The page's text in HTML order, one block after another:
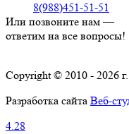
8(988)451-51-51
Или позвоните нам —
ответим на все вопросы!
Copyright © 2010 - 2026
Разработка сайта Веб-
4.28